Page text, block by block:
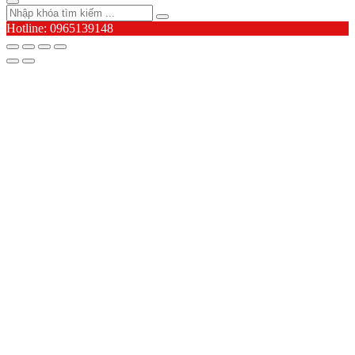
Hotline: 0965139148